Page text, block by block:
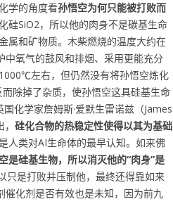
学的角度看孙悟空为何只能被打败而
硅SiO2，所以他的肉身不是碳基生命
属和矿物质。木柴燃烧的温度大约在
氧气的鼓风和排烟、采用更能充分
左右，但仍然没有将孙悟空炼化
除掉了杂质，使孙悟空这具硅基生命
学家詹姆斯·爱默生雷诺兹（James
硅化合物的热稳定性使得以其为基础
人类对AI生命体的最早认知。如来佛
是硅基生物，所以消灭他的“肉身”是
只是打败并压制他，最终还得靠如来
催化剂是否有效也是未知，因为前九